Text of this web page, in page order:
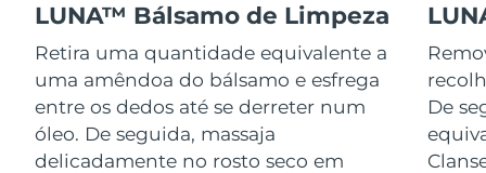
LUNA™ Bálsamo de Limpeza
Retira uma quantidade equivalente a
uma amêndoa do bálsamo e esfrega
entre os dedos até se derreter num
óleo. De seguida, massaja
delicadamente no rosto seco em
De